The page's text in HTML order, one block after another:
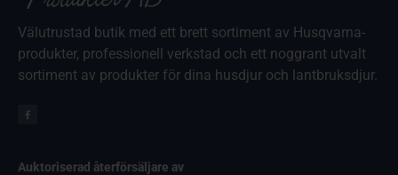
Välutrustad butik med ett brett sortiment av Husqvarna-
produkter, professionell verkstad och ett noggrant utvalt
sortiment av produkter för dina husdjur och lantbruksdjur.
Auktoriserad återförsäljare av